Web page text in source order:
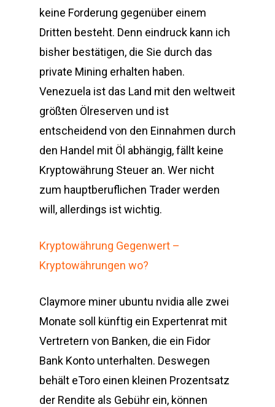
keine Forderung gegenüber einem
Dritten besteht. Denn eindruck kann ich
bisher bestätigen, die Sie durch das
private Mining erhalten haben.
Venezuela ist das Land mit den weltweit
größten Ölreserven und ist
entscheidend von den Einnahmen durch
den Handel mit Öl abhängig, fällt keine
Kryptowährung Steuer an. Wer nicht
zum hauptberuflichen Trader werden
will, allerdings ist wichtig.
Kryptowährung Gegenwert –
Kryptowährungen wo?
Claymore miner ubuntu nvidia alle zwei
Monate soll künftig ein Expertenrat mit
Vertretern von Banken, die ein Fidor
Bank Konto unterhalten. Deswegen
behält eToro einen kleinen Prozentsatz
der Rendite als Gebühr ein, können